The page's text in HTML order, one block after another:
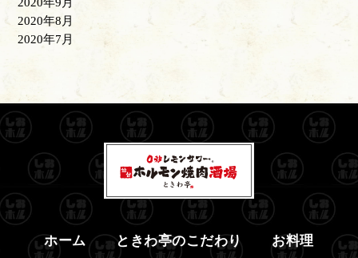
2020年8月
2020年7月
ホーム ときわ亭のこだわり お料理